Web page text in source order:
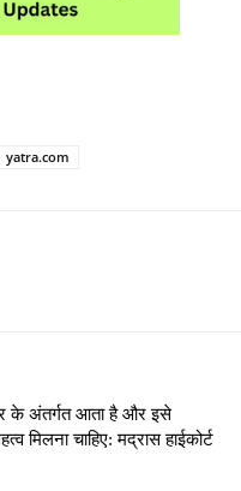
yatra.com
के अंतर्गत आता है और इसे
मिलना चाहिए: मद्रास हाईकोर्ट